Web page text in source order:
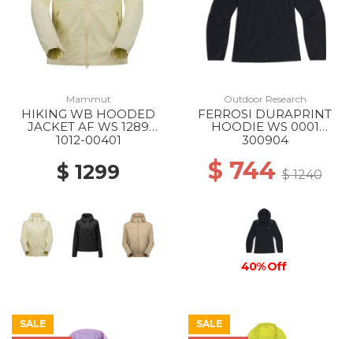
Mammut
HIKING WB HOODED
JACKET AF WS 1289
ALVATERN
1012-00401
$ 1299
Outdoor Research
FERROSI DURAPRINT
HOODIE WS 0001
BLACK
300904
$ 744$ 1240
40% Off
SALE
SALE